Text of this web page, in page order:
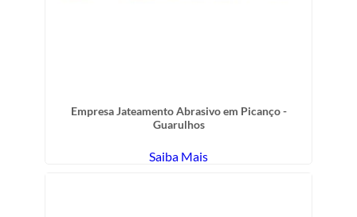
Empresa Jateamento Abrasivo em Picanço -
Guarulhos
Saiba Mais